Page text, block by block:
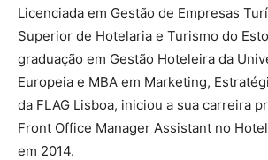
Licenciada em Gestão de Empresas
Superior de Hotelaria e Turismo do
graduação em Gestão Hoteleira da
Europeia e MBA em Marketing,
da FLAG Lisboa, iniciou a sua carreira
Front Office Manager Assistant no
em 2014.